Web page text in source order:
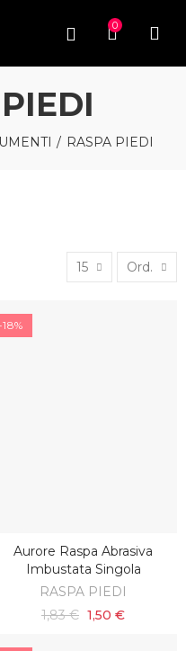
0
RASPA PIEDI
15 Ord.
AGGIUNGI AL CARRELLO
Aurore Raspa Abrasiva
Imbustata Singola
RASPA PIEDI
1,83 € 1,50 €